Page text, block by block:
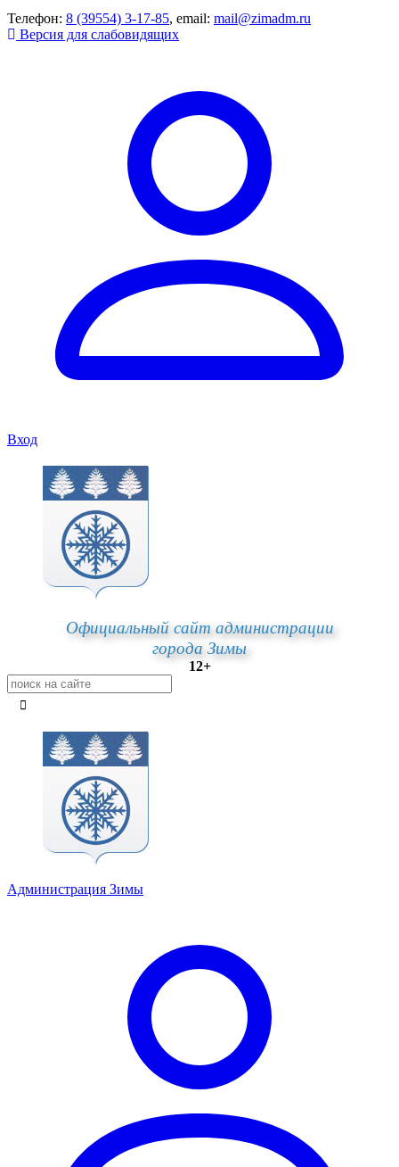
Телефон: 8 (39554) 3-17-85, email: mail@zimadm.ru
Версия для слабовидящих
Вход
Официальный сайт администрации
города Зимы
12+
Администрация Зимы